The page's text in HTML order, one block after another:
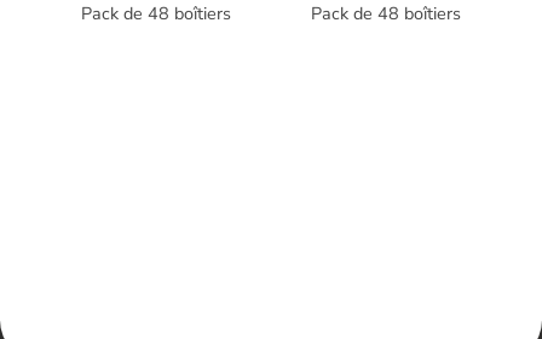
Pack de 48 boîtiers
Pack de 48 boîtiers